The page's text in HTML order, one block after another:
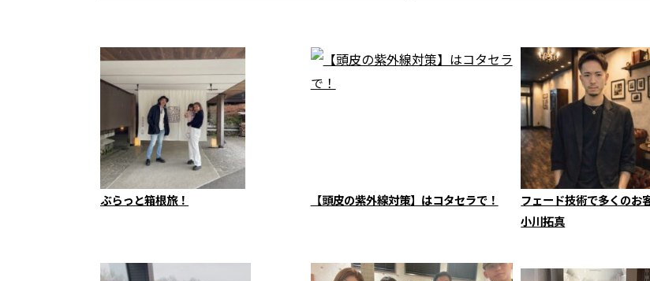
ぶらっと箱根旅！ 【頭皮の紫外線対策】はコタセラで！
フェード技術で多くのお
小川拓真